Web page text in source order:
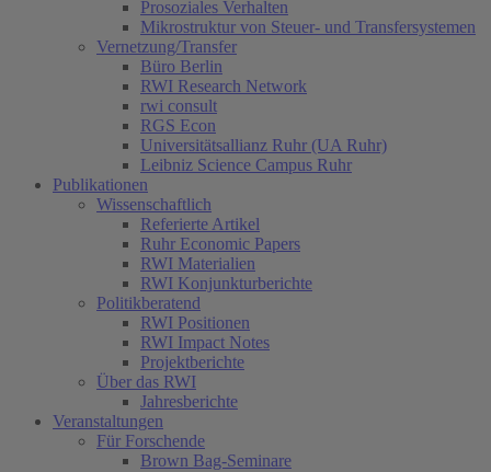
Prosoziales Verhalten
Mikrostruktur von Steuer- und Transfersystemen
Vernetzung/Transfer
Büro Berlin
RWI Research Network
rwi consult
RGS Econ
Universitätsallianz Ruhr (UA Ruhr)
Leibniz Science Campus Ruhr
Publikationen
Wissenschaftlich
Referierte Artikel
Ruhr Economic Papers
RWI Materialien
RWI Konjunkturberichte
Politikberatend
RWI Positionen
RWI Impact Notes
Projektberichte
Über das RWI
Jahresberichte
Veranstaltungen
Für Forschende
Brown Bag-Seminare